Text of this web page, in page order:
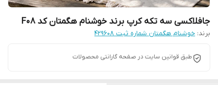
جافلاکسی سه تکه کرپ برند خوشنام هگمتان کد F08
برند: خوشنام هگمتان شماره ثبت ۴۲۹۶۰۸
طبق قوانین سایت در صفحه گارانتی محصولات